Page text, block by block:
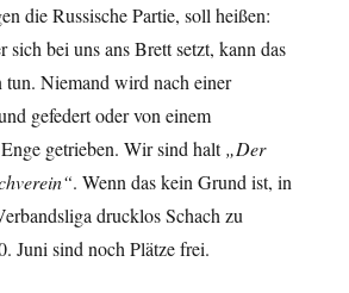
die Russische Partie, soll heißen:
sich bei uns ans Brett setzt, kann das
tun. Niemand wird nach einer
gefedert oder von einem
getrieben. Wir sind halt„Der
. Wenn das kein Grund ist, in
drucklos Schach zu
Juni sind noch Plätze frei.